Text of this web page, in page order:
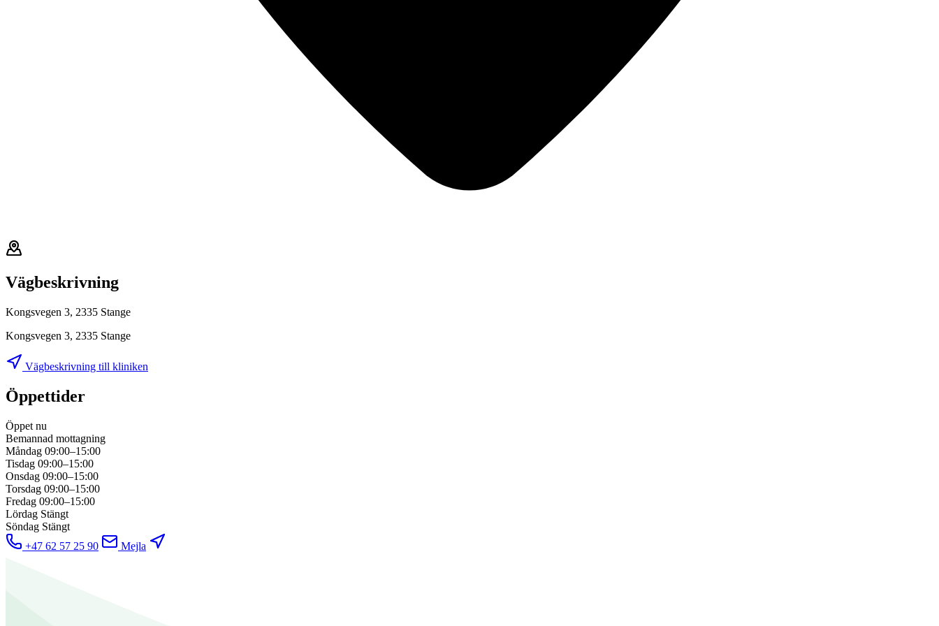
Vägbeskrivning
Kongsvegen 3, 2335 Stange
Kongsvegen 3, 2335 Stange
Vägbeskrivning till kliniken
Öppettider
Öppet nu
Bemannad mottagning
Måndag 09:00–15:00
Tisdag 09:00–15:00
Onsdag 09:00–15:00
Torsdag 09:00–15:00
Fredag 09:00–15:00
Lördag Stängt
Söndag Stängt
+47 62 57 25 90
Mejla